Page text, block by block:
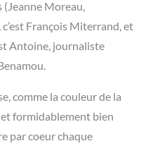
(Jeanne Moreau,
François Miterrand, et
Antoine, journaliste
comme la couleur de la
formidablement bien
par coeur chaque